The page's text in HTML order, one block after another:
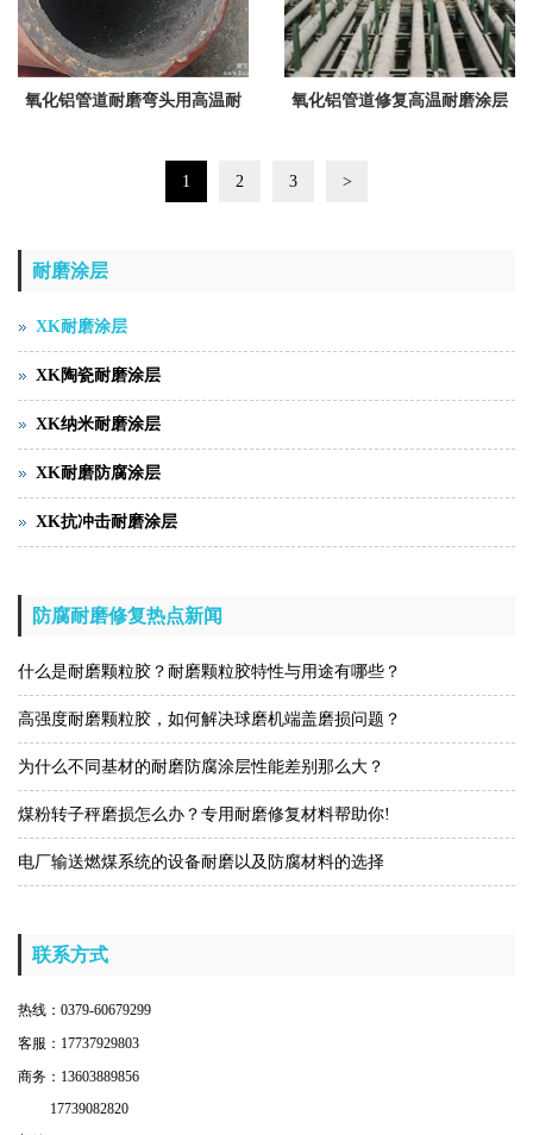
氧化铝管道耐磨弯头用高温耐 氧化铝管道修复高温耐磨涂层
1
2 3 >
耐磨涂层
XK耐磨涂层
XK陶瓷耐磨涂层
XK纳米耐磨涂层
XK耐磨防腐涂层
XK抗冲击耐磨涂层
防腐耐磨修复热点新闻
什么是耐磨颗粒胶？耐磨颗粒胶特性与用途有哪些？
高强度耐磨颗粒胶，如何解决球磨机端盖磨损问题？
为什么不同基材的耐磨防腐涂层性能差别那么大？
煤粉转子秤磨损怎么办？专用耐磨修复材料帮助你!
电厂输送燃煤系统的设备耐磨以及防腐材料的选择
联系方式
热线：0379-60679299
客服：17737929803
商务：13603889856
17739082820